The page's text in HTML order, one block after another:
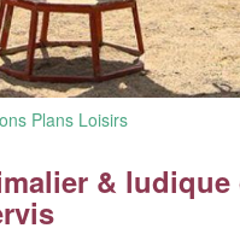
Plans Loisirs
& ludique